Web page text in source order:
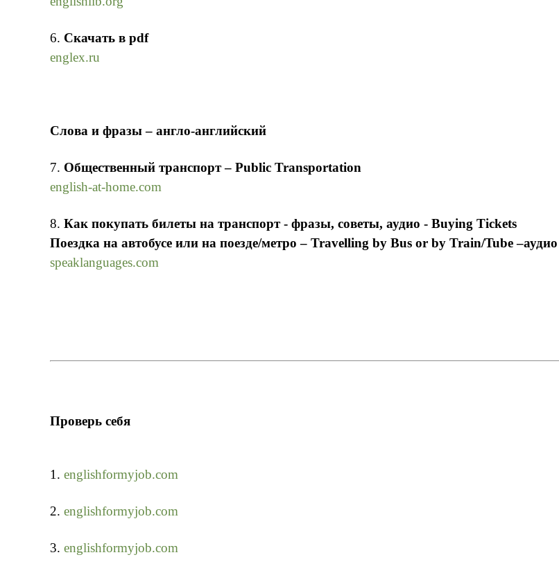
6. Скачать в pdf
englex.ru
Слова и фразы – англо-английский
7. Общественный транспорт – Public Transportation
english-at-home.com
8. Как покупать билеты на транспорт - фразы, советы, аудио - Buying Tickets
Поездка на автобусе или на поезде/метро – Travelling by Bus or by Train/Tube –аудио
speaklanguages.com
Проверь себя
1. englishformyjob.com
2. englishformyjob.com
3. englishformyjob.com